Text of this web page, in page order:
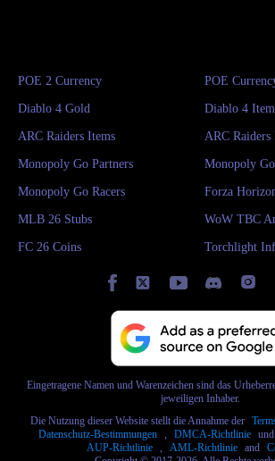
POE 2 Currency POE
Diablo 4 Gold Diablo 4
ARC Raiders Items ARC Raiders
Monopoly Go Partners Monopoly
Monopoly Go Racers Forza
MLB 26 Stubs WoW TBC
FC 26 Coins Torchlight
Eingetragene Namen und Warenzeichen sind das
jeweiligen Inhaber.
Die Nutzung dieser Website stellt die Annahme der
Datenschutz-Bestimmungen
, DMCA-Richtlinie und
AUP-Richtlinie
, AML-Richtlinie and